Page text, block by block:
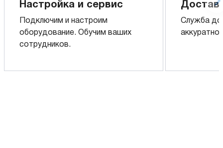
Настройка и сервис
Подключим и настроим
оборудование. Обучим ваших
сотрудников.
Служба
аккуратно